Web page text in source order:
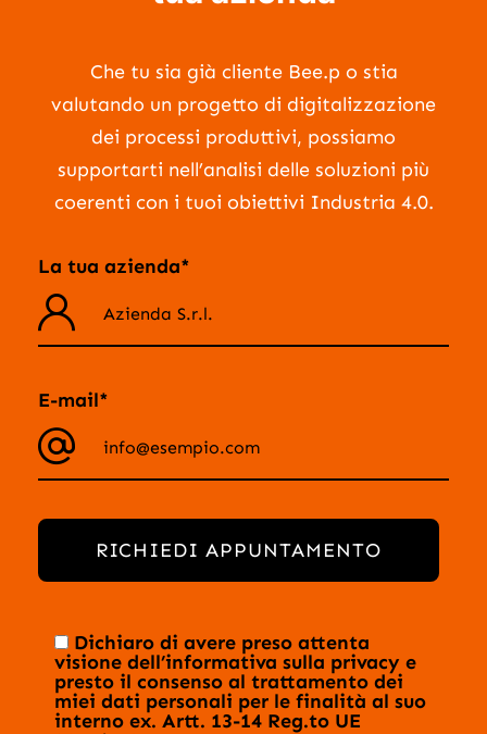
Che tu sia già cliente Bee.p o stia
valutando un progetto di digitalizzazione
dei processi produttivi, possiamo
supportarti nell’analisi delle soluzioni più
coerenti con i tuoi obiettivi Industria 4.0.
La tua azienda*
E-mail*
RICHIEDI APPUNTAMENTO
Dichiaro di avere preso attenta
visione dell’informativa sulla privacy e
presto il consenso al trattamento dei
miei dati personali per le finalità al suo
interno ex. Artt. 13-14 Reg.to UE